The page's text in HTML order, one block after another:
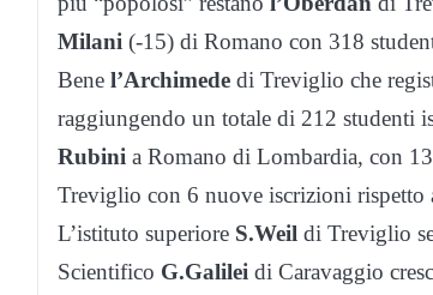
Milani (-15) di Romano con 318
Bene l’Archimede di Treviglio che
raggiungendo un totale di 212 studenti
Rubini a Romano di Lombardia, con
Treviglio con 6 nuove iscrizioni rispetto
L’istituto superiore S.Weil di Treviglio
Scientifico G.Galilei di Caravaggio